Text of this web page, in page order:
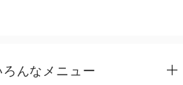
ろんなメニュー